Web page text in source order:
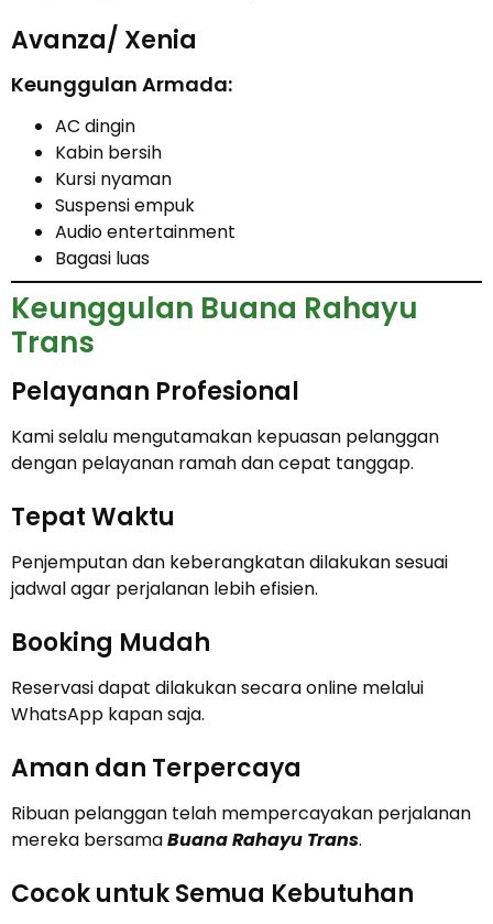
Avanza/ Xenia
Keunggulan Armada:
AC dingin
Kabin bersih
Kursi nyaman
Suspensi empuk
Audio entertainment
Bagasi luas
Keunggulan Buana Rahayu
Trans
Pelayanan Profesional
Kami selalu mengutamakan kepuasan pelanggan
dengan pelayanan ramah dan cepat tanggap.
Tepat Waktu
Penjemputan dan keberangkatan dilakukan sesuai
jadwal agar perjalanan lebih efisien.
Booking Mudah
Reservasi dapat dilakukan secara online melalui
WhatsApp kapan saja.
Aman dan Terpercaya
Ribuan pelanggan telah mempercayakan perjalanan
mereka bersamaBuana Rahayu Trans.
Cocok untuk Semua Kebutuhan